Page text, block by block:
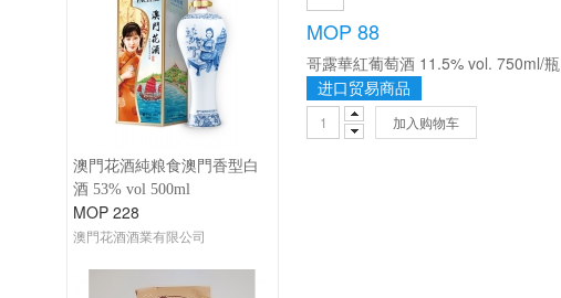
澳門花酒純粮食澳門香型白
酒 53% vol 500ml
MOP 228
澳門花酒酒業有限公司
MOP 88
哥露華紅葡萄酒 11.5% vol. 750ml/瓶
进口贸易商品
加入购物车